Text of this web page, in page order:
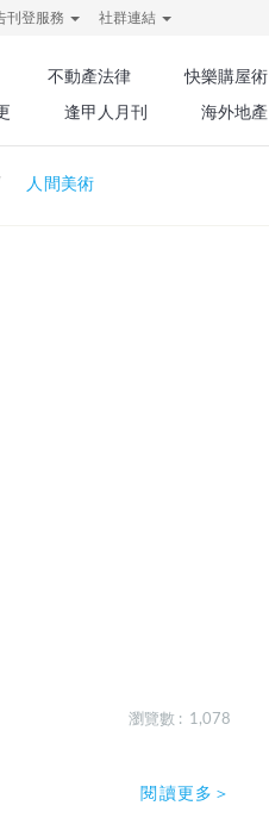
刊登服務 社群連結
不動產法律 快樂購屋術
逢甲人月刊 海外地產
人間美術
瀏覽數 : 1,078
閱讀更多＞